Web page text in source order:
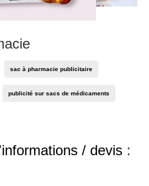
sac à pharmacie publicitaire
publicité sur sacs de médicaments
/ devis :